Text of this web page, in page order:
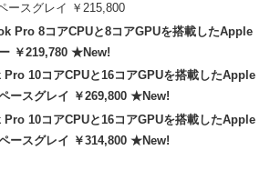
ースグレイ ￥215,800
Pro 8コアCPUと8コアGPUを搭載したApple
￥219,780 ★New!
10コアCPUと16コアGPUを搭載したApple
ースグレイ ￥269,800 ★New!
10コアCPUと16コアGPUを搭載したApple
ースグレイ ￥314,800 ★New!